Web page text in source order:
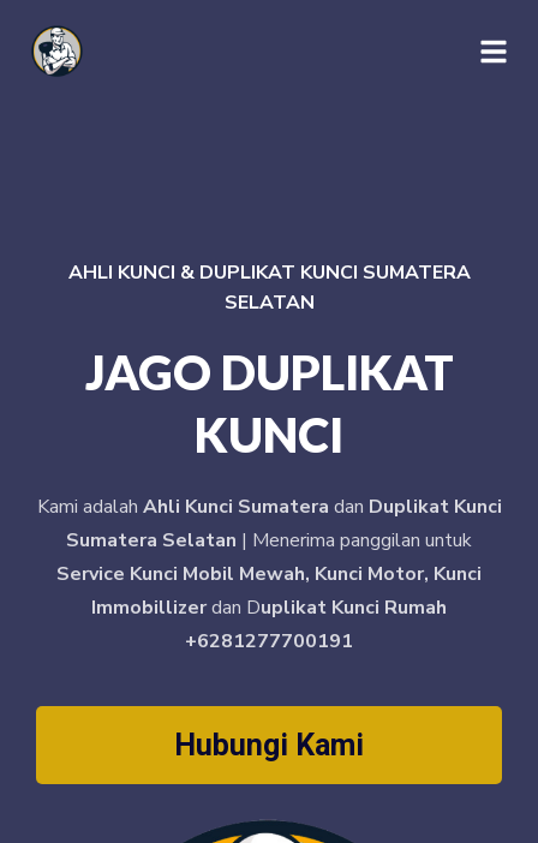
AHLI KUNCI & DUPLIKAT KUNCI SUMATERA
SELATAN
JAGO DUPLIKAT
KUNCI
Kami adalah Ahli Kunci Sumatera dan Duplikat Kunci
Sumatera Selatan | Menerima panggilan untuk
Service Kunci Mobil Mewah, Kunci Motor, Kunci
Immobillizerdan Duplikat Kunci Rumah
+6281277700191
Hubungi Kami